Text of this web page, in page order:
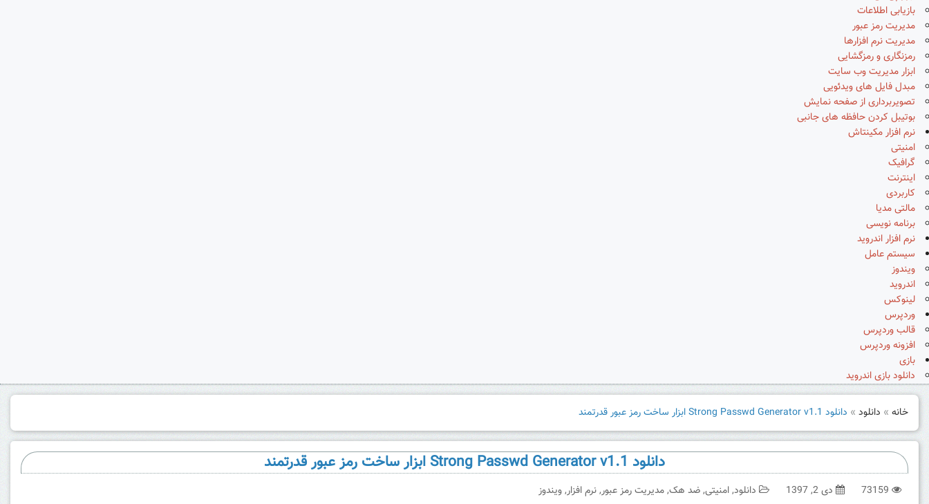
بازیابی اطلاعات
مدیریت رمز عبور
مدیریت نرم افزارها
رمزنگاری و رمزگشایی
ابزار مدیریت وب سایت
مبدل فایل های ویدئویی
تصویربرداری از صفحه نمایش
بوتیبل کردن حافظه های جانبی
نرم افزار مکینتاش
امنیتی
گرافیک
اینترنت
کاربردی
مالتی مدیا
برنامه نویسی
نرم افزار اندروید
سیستم عامل
ویندوز
اندروید
لینوکس
وردپرس
قالب وردپرس
افزونه وردپرس
بازی
دانلود بازی اندروید
خانه » دانلود » دانلود Strong Passwd Generator v1.1 ابزار ساخت رمز عبور قدرتمند
دانلود Strong Passwd Generator v1.1 ابزار ساخت رمز عبور قدرتمند
73159 دی 2, 1397 دانلود,امنیتی,ضد هک,مدیریت رمز عبور,نرم افزار,ویندوز